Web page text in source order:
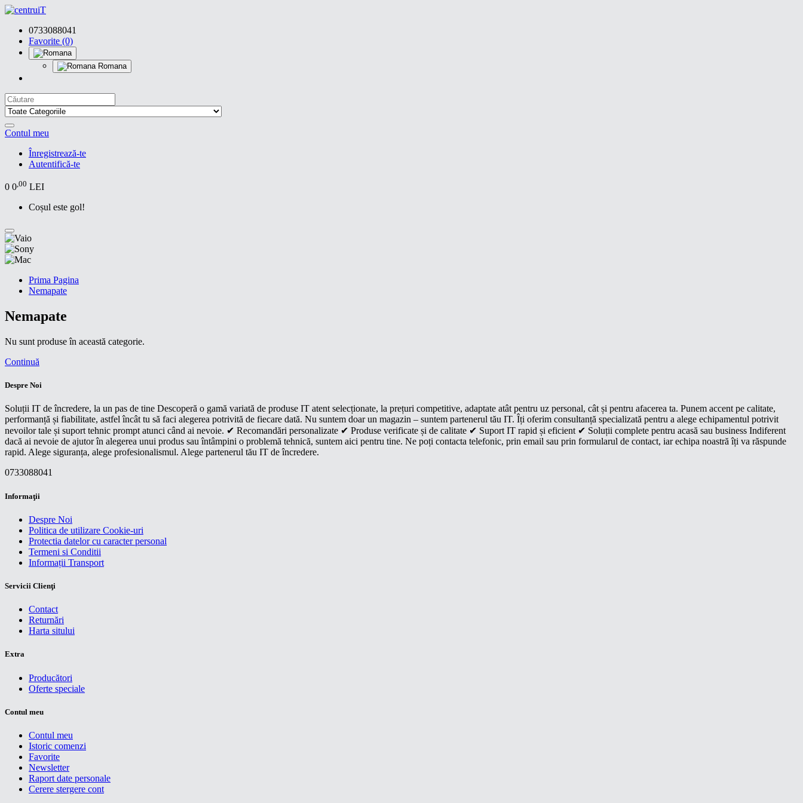
0733088041
Favorite (0)
Romana
Contul meu
Înregistrează-te
Autentifică-te
0 0,00 LEI
Coșul este gol!
Prima Pagina
Nemapate
Nemapate
Nu sunt produse în această categorie.
Continuă
Despre Noi
Soluții IT de încredere, la un pas de tine Descoperă o gamă variată de produse IT atent selecționate, la prețuri competitive, adaptate atât pentru uz personal, cât și pentru afacerea ta. Punem accent pe calitate,
performanță și fiabilitate, astfel încât tu să faci alegerea potrivită de fiecare dată. Nu suntem doar un magazin – suntem partenerul tău IT. Îți oferim consultanță specializată pentru a alege echipamentul potrivit
nevoilor tale și suport tehnic prompt atunci când ai nevoie. ✔ Recomandări personalizate ✔ Produse verificate și de calitate ✔ Suport IT rapid și eficient ✔ Soluții complete pentru acasă sau business Indiferent
dacă ai nevoie de ajutor în alegerea unui produs sau întâmpini o problemă tehnică, suntem aici pentru tine. Ne poți contacta telefonic, prin email sau prin formularul de contact, iar echipa noastră îți va răspunde
rapid. Alege siguranța, alege profesionalismul. Alege partenerul tău IT de încredere.
0733088041
Informaţii
Despre Noi
Politica de utilizare Cookie-uri
Protectia datelor cu caracter personal
Termeni si Conditii
Informații Transport
Servicii Clienţi
Contact
Returnări
Harta sitului
Extra
Producători
Oferte speciale
Contul meu
Contul meu
Istoric comenzi
Favorite
Newsletter
Raport date personale
Cerere stergere cont